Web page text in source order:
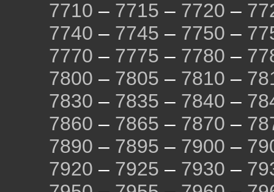
7710 – 7715 – 7720 –
7740 – 7745 – 7750 –
7770 – 7775 – 7780 –
7800 – 7805 – 7810 –
7830 – 7835 – 7840 –
7860 – 7865 – 7870 –
7890 – 7895 – 7900 –
7920 – 7925 – 7930 –